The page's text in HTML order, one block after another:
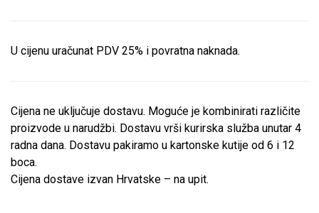
U cijenu uračunat PDV 25% i povratna naknada.
Cijena ne uključuje dostavu. Moguće je kombinirati različite
proizvode u narudžbi. Dostavu vrši kurirska služba unutar 4
radna dana. Dostavu pakiramo u kartonske kutije od 6 i 12
boca.
Cijena dostave izvan Hrvatske – na upit.